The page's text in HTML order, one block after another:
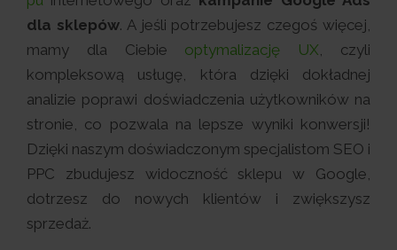
dla sklepów. A jeśli potrzebujesz czegoś więcej,
mamy dla Ciebie optymalizację UX, czyli
kompleksową usługę, która dzięki dokładnej
analizie poprawi doświadczenia użytkowników na
stronie, co pozwala na lepsze wyniki konwersji!
Dzięki naszym doświadczonym specjalistom SEO i
PPC zbudujesz widoczność sklepu w Google,
dotrzesz do nowych klientów i zwiększysz
sprzedaż.